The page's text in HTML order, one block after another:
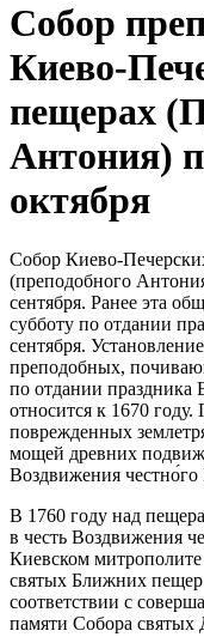
Собор
Киево-
пещерах
Антония)
октября
Собор Киево-
(преподобного
сентября. Ранее эта
субботу по отдании
сентября.
преподобных,
по отдании праздника
относится к 1670
поврежденных
мощей древних
Воздвижения честно́го
В 1760 году над
в честь Воздвижения
Киевском
святых Ближних пещер
соответствии с
памяти Собора святых